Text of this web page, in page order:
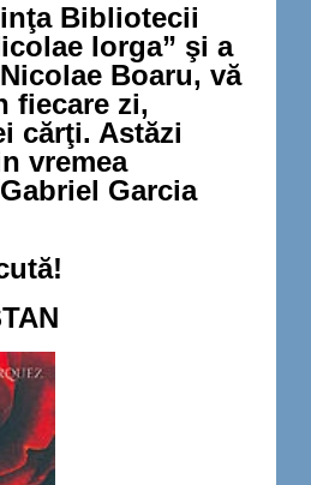
Bibliotecii
Iorga” şi a
Boaru, vă
fiecare zi,
cărţi. Astăzi
vremea
Garcia